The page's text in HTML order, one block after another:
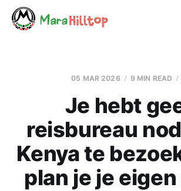
05 MAR 2026 9 MIN READ
Je hebt
reisbureau
Kenya te
plan je je